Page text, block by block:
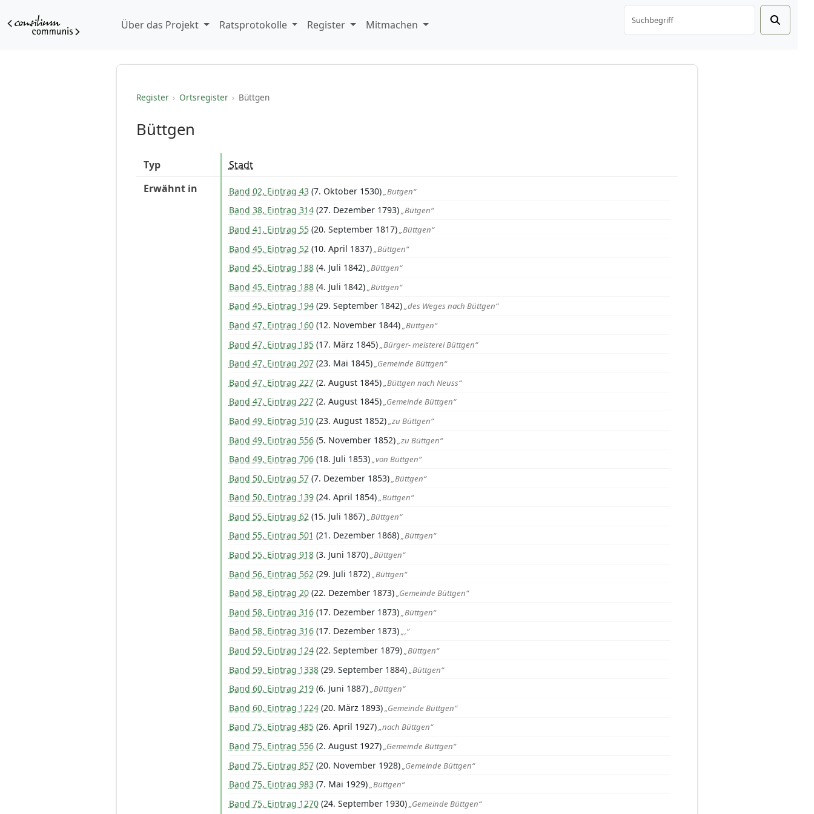
Über das Projekt Ratsprotokolle Register Mitmachen
Register › Ortsregister › Büttgen
Büttgen
Typ
Stadt
Erwähnt in
Band 02, Eintrag 43(7. Oktober 1530)„Butgen“
Band 38, Eintrag 314(27. Dezember 1793)„Bütgen“
Band 41, Eintrag 55(20. September 1817)„Büttgen“
Band 45, Eintrag 52 (10. April 1837)„Büttgen“
Band 45, Eintrag 188(4. Juli 1842)„Büttgen“
Band 45, Eintrag 188(4. Juli 1842)„Büttgen“
Band 45, Eintrag 194(29. September 1842)„des Weges nach Büttgen“
Band 47, Eintrag 160(12. November 1844)„Büttgen“
Band 47, Eintrag 185(17. März 1845)„Bürger- meisterei Büttgen“
Band 47, Eintrag 207(23. Mai 1845)„Gemeinde Büttgen“
Band 47, Eintrag 227(2. August 1845)„Büttgen nach Neuss“
Band 47, Eintrag 227(2. August 1845)„Gemeinde Büttgen“
Band 49, Eintrag 510(23. August 1852)„zu Büttgen“
Band 49, Eintrag 556(5. November 1852)„zu Büttgen“
Band 49, Eintrag 706(18. Juli 1853)„von Büttgen“
Band 50, Eintrag 57(7. Dezember 1853)„Büttgen“
Band 50, Eintrag 139(24. April 1854)„Büttgen“
Band 55, Eintrag 62(15. Juli 1867)„Büttgen“
Band 55, Eintrag 501 (21. Dezember 1868)„Büttgen“
Band 55, Eintrag 918(3. Juni 1870)„Büttgen“
Band 56, Eintrag 562 (29. Juli 1872)„Büttgen“
Band 58, Eintrag 20(22. Dezember 1873)„Gemeinde Büttgen“
Band 58, Eintrag 316(17. Dezember 1873)„Büttgen“
Band 58, Eintrag 316(17. Dezember 1873)„,“
Band 59, Eintrag 124(22. September 1879)„Büttgen“
Band 59, Eintrag 1338(29. September 1884)„Büttgen“
Band 60, Eintrag 219(6. Juni 1887)„Büttgen“
Band 60, Eintrag 1224(20. März 1893)„Gemeinde Büttgen“
Band 75, Eintrag 485(26. April 1927)„nach Büttgen“
Band 75, Eintrag 556(2. August 1927)„Gemeinde Büttgen“
Band 75, Eintrag 857(20. November 1928)„Gemeinde Büttgen“
Band 75, Eintrag 983(7. Mai 1929)„Büttgen“
Band 75, Eintrag 1270(24. September 1930)„Gemeinde Büttgen“